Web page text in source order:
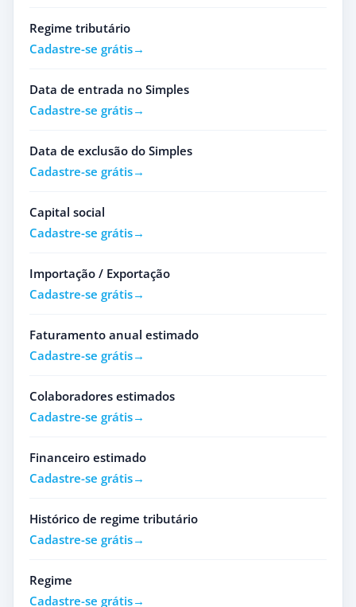
Regime tributário
Cadastre-se grátis
Data de entrada no Simples
Cadastre-se grátis
Data de exclusão do Simples
Cadastre-se grátis
Capital social
Cadastre-se grátis
Importação / Exportação
Cadastre-se grátis
Faturamento anual estimado
Cadastre-se grátis
Colaboradores estimados
Cadastre-se grátis
Financeiro estimado
Cadastre-se grátis
Histórico de regime tributário
Cadastre-se grátis
Regime
Cadastre-se grátis